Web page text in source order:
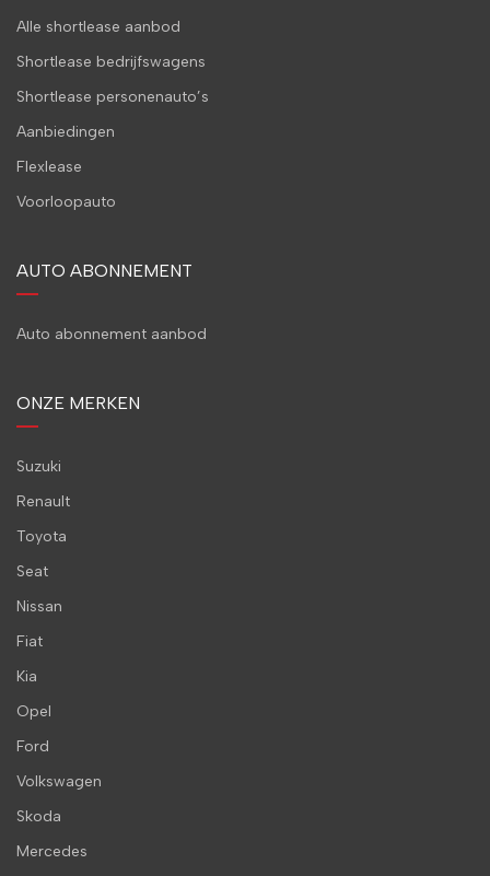
Alle shortlease aanbod
Shortlease bedrijfswagens
Shortlease personenauto’s
Aanbiedingen
Flexlease
Voorloopauto
AUTO ABONNEMENT
Auto abonnement aanbod
ONZE MERKEN
Suzuki
Renault
Toyota
Seat
Nissan
Fiat
Kia
Opel
Ford
Volkswagen
Skoda
Mercedes